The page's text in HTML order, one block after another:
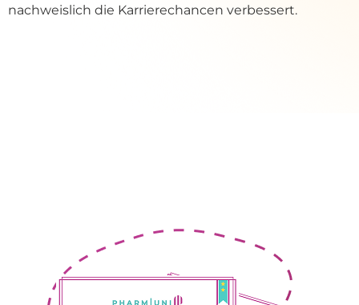
nachweislich die Karrierechancen verbessert.